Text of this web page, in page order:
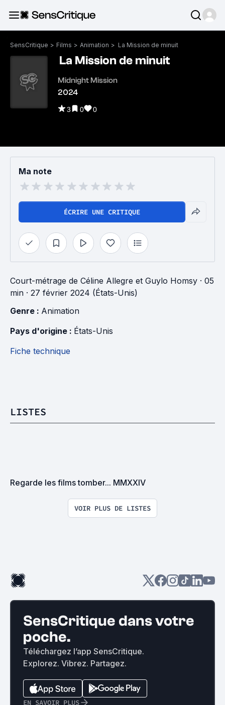
SensCritique > Films > Animation > La Mission de minuit
La Mission de minuit
Midnight Mission
2024
3 0 0
Ma note
ÉCRIRE UNE CRITIQUE
Court-métrage de Céline Allegre et Guylo Homsy · 05
min · 27 février 2024 (États-Unis)
Genre : Animation
Pays d'origine : États-Unis
Fiche technique
LISTES
Regarde les films tomber... MMXXIV
VOIR PLUS DE LISTES
SensCritique dans votre
poche.
Téléchargez l’app SensCritique.
Explorez. Vibrez. Partagez.
EN SAVOIR PLUS